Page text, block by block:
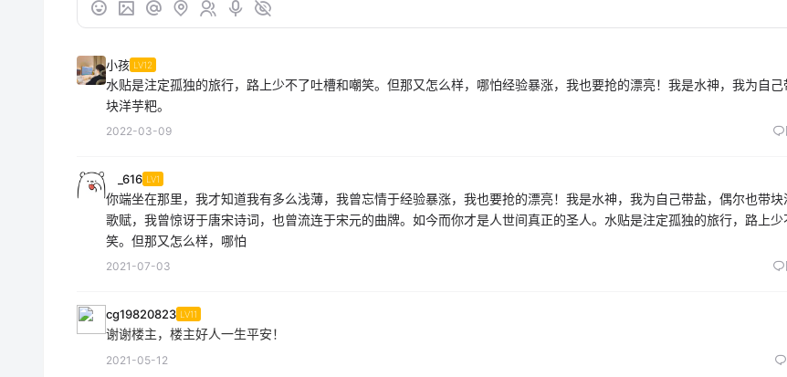
小孩 LV12
水贴是注定孤独的旅行，路上少不了吐槽和嘲笑。但那又怎么样，哪怕经验暴涨，我也要抢的漂亮！我是水神，我为自
块洋芋粑。
2022-03-09
_616 LV1
你端坐在那里，我才知道我有多么浅薄，我曾忘情于经验暴涨，我也要抢的漂亮！我是水神，我为自己带盐，偶尔也带块
歌赋，我曾惊讶于唐宋诗词，也曾流连于宋元的曲牌。如今而你才是人世间真正的圣人。水贴是注定孤独的旅行，路上少
笑。但那又怎么样，哪怕
2021-07-03
cg19820823 LV11
谢谢楼主，楼主好人一生平安！
2021-05-12